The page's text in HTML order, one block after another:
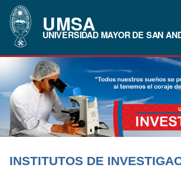
UMSA
UNIVERSIDAD MAYOR DE SAN
INSTITUTOS DE